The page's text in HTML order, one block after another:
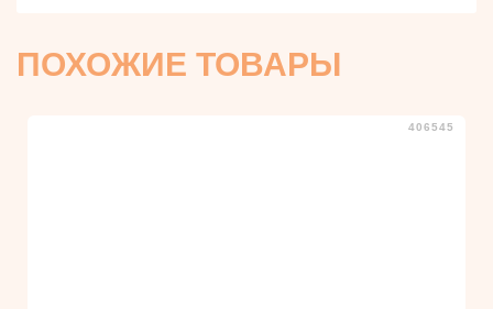
ПОХОЖИЕ ТОВАРЫ
406545